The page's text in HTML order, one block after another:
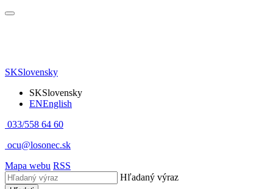
SKSlovensky
SKSlovensky
ENEnglish
033/558 64 60
ocu@losonec.sk
Mapa webu RSS
Hľadaný výraz